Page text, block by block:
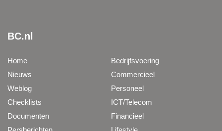
BC.nl
Home
Nieuws
Weblog
Checklists
Documenten
Bedrijfsvoering
Commercieel
Personeel
ICT/Telecom
Financieel